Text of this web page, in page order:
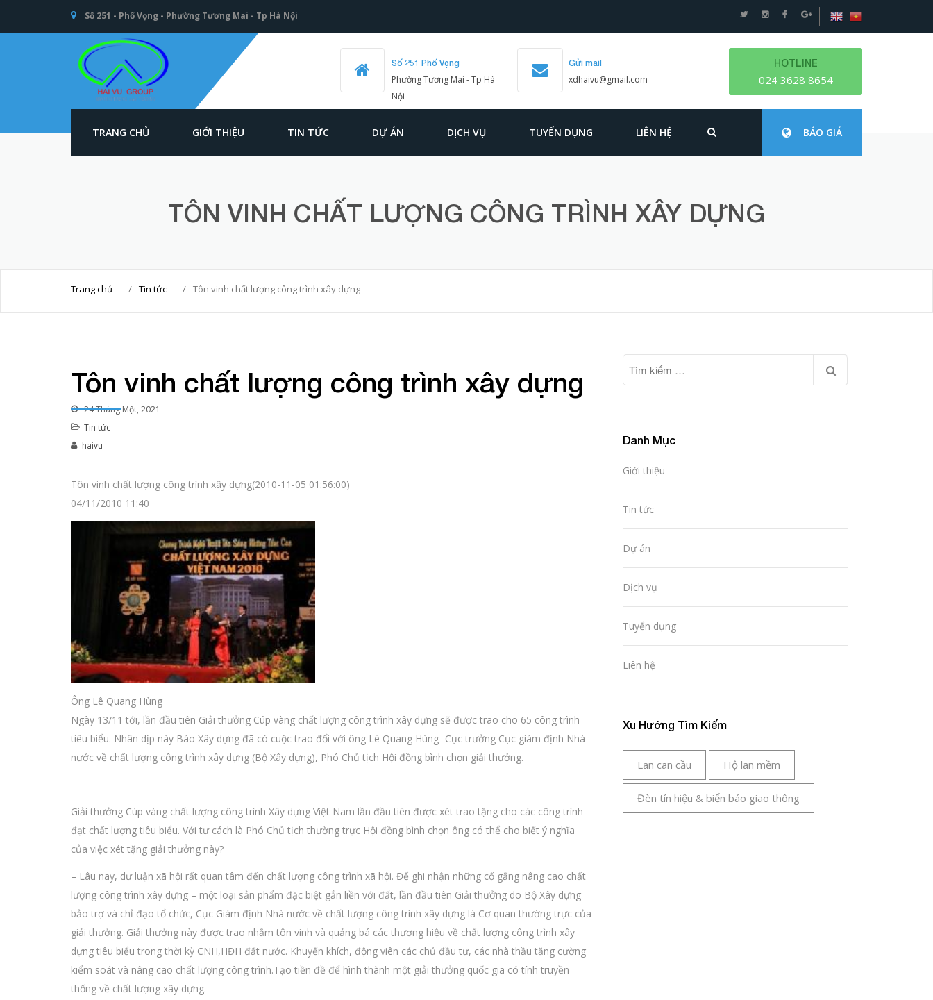
Số 251 - Phố Vọng - Phường Tương Mai - Tp Hà Nội
thông - Kết cấu
Số 251 Phố Vọng
Phường Tương Mai - Tp Hà
Nội
Gửi mail
xdhaivu@gmail.com
HOTLINE
024 3628 8654
TRANG CHỦ GIỚI THIỆU TIN TỨC DỰ ÁN DỊCH VỤ TUYỂN DỤNG LIÊN HỆ BÁO GIÁ
TÔN VINH CHẤT LƯỢNG CÔNG TRÌNH XÂY DỰNG
Trang chủ / Tin tức / Tôn vinh chất lượng công trình xây dựng
Tôn vinh chất lượng công trình xây dựng
24 Tháng Một, 2021
Tin tức
haivu
Tôn vinh chất lượng công trình xây dựng(2010-11-05 01:56:00)
04/11/2010 11:40
Ông Lê Quang Hùng
Ngày 13/11 tới, lần đầu tiên Giải thưởng Cúp vàng chất lượng công trình xây dựng sẽ được trao cho 65 công trình
tiêu biểu. Nhân dịp này Báo Xây dựng đã có cuộc trao đổi với ông Lê Quang Hùng- Cục trưởng Cục giám định Nhà
nước về chất lượng công trình xây dựng (Bộ Xây dựng), Phó Chủ tịch Hội đồng bình chọn giải thưởng.
Giải thưởng Cúp vàng chất lượng công trình Xây dựng Việt Nam lần đầu tiên được xét trao tặng cho các công trình
đạt chất lượng tiêu biểu. Với tư cách là Phó Chủ tịch thường trực Hội đồng bình chọn ông có thể cho biết ý nghĩa
của việc xét tặng giải thưởng này?
– Lâu nay, dư luận xã hội rất quan tâm đến chất lượng công trình xã hội. Để ghi nhận những cố gắng nâng cao chất
lượng công trình xây dựng – một loại sản phẩm đặc biệt gắn liền với đất, lần đầu tiên Giải thưởng do Bộ Xây dựng
bảo trợ và chỉ đạo tổ chức, Cục Giám định Nhà nước về chất lượng công trình xây dựng là Cơ quan thường trực của
giải thưởng. Giải thưởng này được trao nhằm tôn vinh và quảng bá các thương hiệu về chất lượng công trình xây
dựng tiêu biểu trong thời kỳ CNH,HĐH đất nước. Khuyến khích, động viên các chủ đầu tư, các nhà thầu tăng cường
kiểm soát và nâng cao chất lượng công trình.Tạo tiền đề để hình thành một giải thưởng quốc gia có tính truyền
thống về chất lượng xây dựng.
Danh Mục
Giới thiệu
Tin tức
Dự án
Dịch vụ
Tuyển dụng
Liên hệ
Xu Hướng Tìm Kiếm
Lan can cầu Hộ lan mềm
Đèn tín hiệu & biển báo giao thông